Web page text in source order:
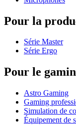
Pour la
Série Master
Série Ergo
Pour le
Astro Gaming
Gaming
Simulation de
Équipement de